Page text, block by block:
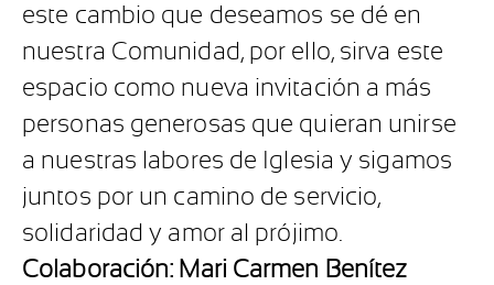
este cambio que deseamos se dé en
nuestra Comunidad, por ello, sirva este
espacio como nueva invitación a más
personas generosas que quieran unirse
a nuestras labores de Iglesia y sigamos
juntos por un camino de servicio,
solidaridad y amor al prójimo.
Colaboración: Mari Carmen Benítez